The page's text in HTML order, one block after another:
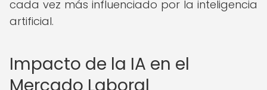
cada vez más influenciado por la inteligencia
artificial.
Impacto de la IA en el